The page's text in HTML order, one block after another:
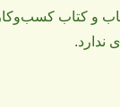
و کتاب
ندارد.